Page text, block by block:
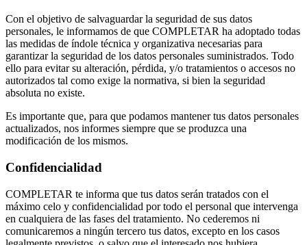
Con el objetivo de salvaguardar la seguridad de sus datos
personales, le informamos de que COMPLETAR ha adoptado todas
las medidas de índole técnica y organizativa necesarias para
garantizar la seguridad de los datos personales suministrados. Todo
ello para evitar su alteración, pérdida, y/o tratamientos o accesos no
autorizados tal como exige la normativa, si bien la seguridad
absoluta no existe.
Es importante que, para que podamos mantener tus datos personales
actualizados, nos informes siempre que se produzca una
modificación de los mismos.
Confidencialidad
COMPLETAR te informa que tus datos serán tratados con el
máximo celo y confidencialidad por todo el personal que intervenga
en cualquiera de las fases del tratamiento. No cederemos ni
comunicaremos a ningún tercero tus datos, excepto en los casos